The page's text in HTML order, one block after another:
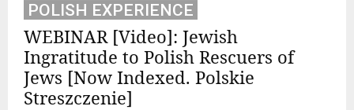
POLISH EXPERIENCE
WEBINAR [Video]: Jewish
Ingratitude to Polish Rescuers of
Jews [Now Indexed. Polskie
Streszczenie]